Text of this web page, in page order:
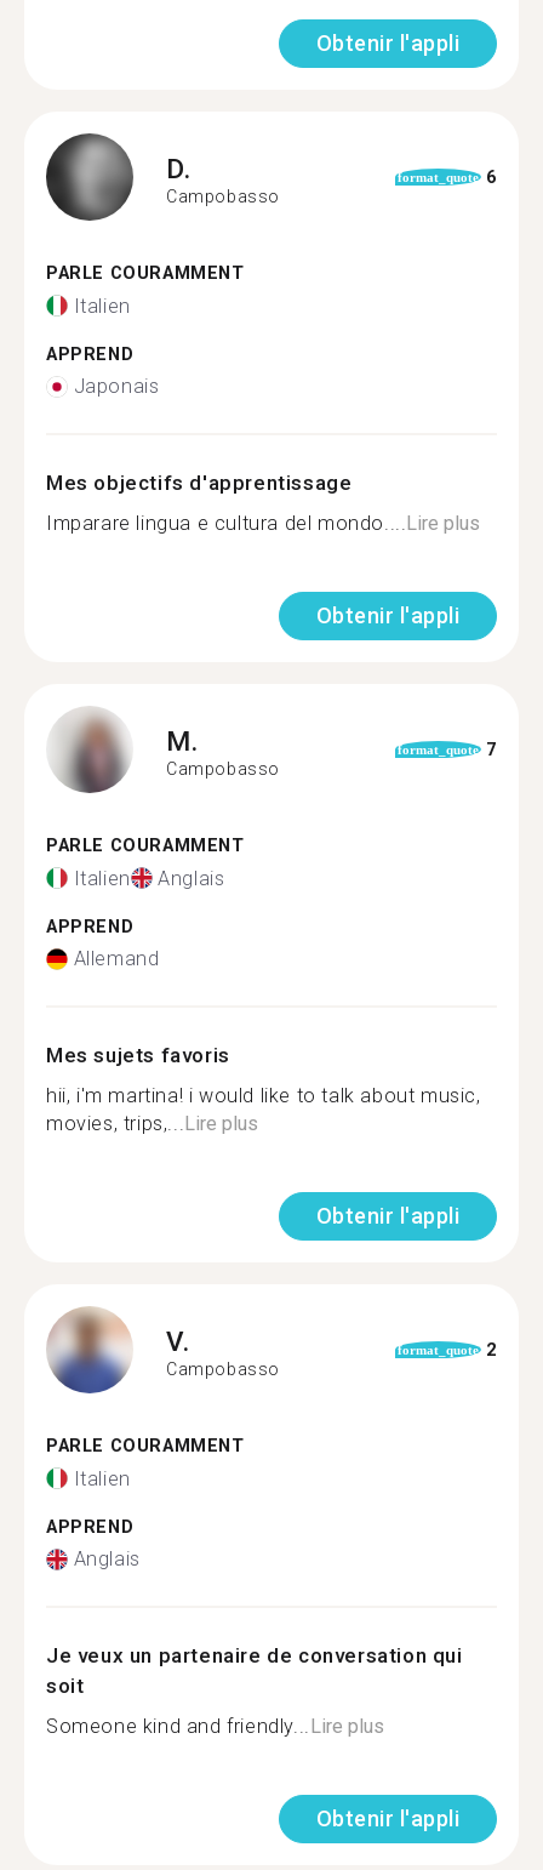
Obtenir l'appli
D.
Campobasso
format_quote 6
PARLE COURAMMENT
Italien
APPREND
Japonais
Mes objectifs d'apprentissage
Imparare lingua e cultura del mondo....Lire plus
Obtenir l'appli
M.
Campobasso
format_quote 7
PARLE COURAMMENT
Italien Anglais
APPREND
Allemand
Mes sujets favoris
hii, i'm martina! i would like to talk about music,
movies, trips,...Lire plus
Obtenir l'appli
V.
Campobasso
format_quote 2
PARLE COURAMMENT
Italien
APPREND
Anglais
Je veux un partenaire de conversation qui
soit
Someone kind and friendly...Lire plus
Obtenir l'appli